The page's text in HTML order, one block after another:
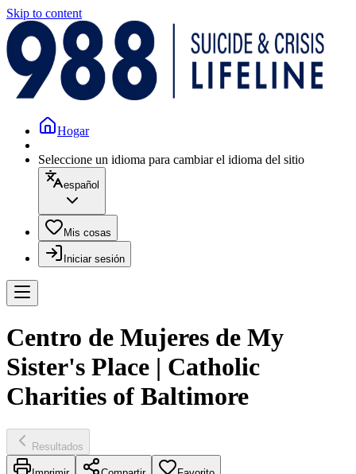
Skip to content
Hogar
Seleccione un idioma para cambiar el idioma del sitio
español
Mis cosas
Iniciar sesión
Centro de Mujeres de My
Sister's Place | Catholic
Charities of Baltimore
Resultados